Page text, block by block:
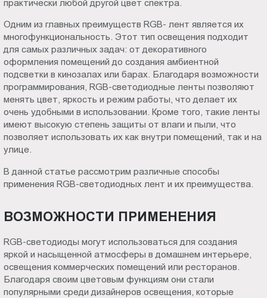
практически любой другой цвет спектра.
Одним из главных преимуществ RGB- лент является их
многофункциональность. Этот тип освещения подходит
для самых различных задач: от декоративного
оформления помещений до создания амбиентной
подсветки в кинозалах или барах. Благодаря возможности
программирования, RGB-светодиодные ленты позволяют
менять цвет, яркость и режим работы, что делает их
очень удобными в использовании. Кроме того, такие ленты
имеют высокую степень защиты от влаги и пыли, что
позволяет использовать их как внутри помещений, так и на
улице.
В данной статье рассмотрим различные способы
применения RGB-светодиодных лент и их преимущества.
ВОЗМОЖНОСТИ ПРИМЕНЕНИЯ
RGB-светодиоды могут использоваться для создания
яркой и насыщенной атмосферы в домашнем интерьере,
освещения коммерческих помещений или ресторанов.
Благодаря своим цветовым функциям они стали
популярными среди дизайнеров освещения, которые
Пт.:
9.00-
18.00
Сб.,
Вс.: